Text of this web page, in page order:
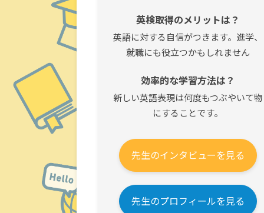
英検取得のメリットは？
英語に対する自信がつきます。進学、
就職にも役立つかもしれません
効率的な学習方法は？
新しい英語表現は何度もつぶやいて物
にすることです。
先生のインタビューを見る
先生のプロフィールを見る